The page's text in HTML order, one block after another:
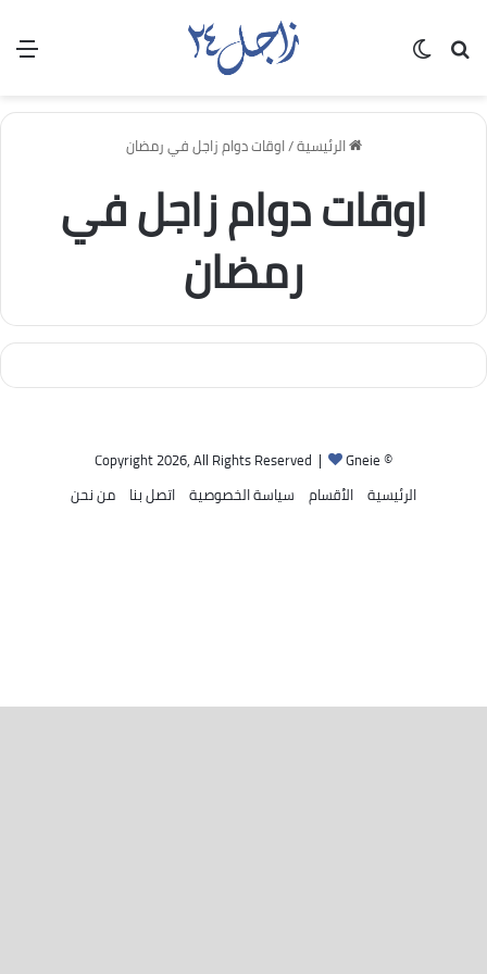
بحث عن
الرئيسية/اوقات دوام زاجل في رمضان
اوقات دوام زاجل في
رمضان
© Copyright 2026, All Rights Reserved |
Gneie
الرئيسية الأقسام سياسة الخصوصية اتصل بنا من نحن